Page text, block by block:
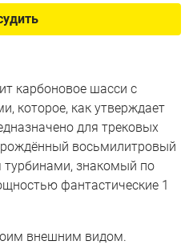
карбоновое шасси с
которое, как утверждает
для трековых
восьмилитровый
турбинами, знакомый по
фантастические 1
внешним видом.